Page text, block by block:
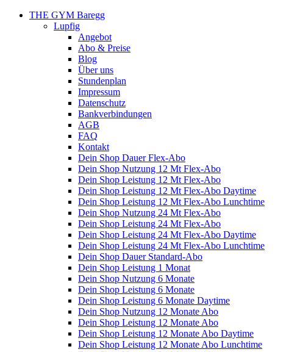
THE GYM Baregg
Lupfig
Angebot
Abo & Preise
Blog
Über uns
Stundenplan
Impressum
Datenschutz
Bankverbindungen
AGB
FAQ
Kontakt
Dein Shop Dauer Flex-Abo
Dein Shop Nutzung 12 Mt Flex-Abo
Dein Shop Leistung 12 Mt Flex-Abo
Dein Shop Leistung 12 Mt Flex-Abo Daytime
Dein Shop Leistung 12 Mt Flex-Abo Lunchtime
Dein Shop Nutzung 24 Mt Flex-Abo
Dein Shop Leistung 24 Mt Flex-Abo
Dein Shop Leistung 24 Mt Flex-Abo Daytime
Dein Shop Leistung 24 Mt Flex-Abo Lunchtime
Dein Shop Dauer Standard-Abo
Dein Shop Leistung 1 Monat
Dein Shop Nutzung 6 Monate
Dein Shop Leistung 6 Monate
Dein Shop Leistung 6 Monate Daytime
Dein Shop Nutzung 12 Monate Abo
Dein Shop Leistung 12 Monate Abo
Dein Shop Leistung 12 Monate Abo Daytime
Dein Shop Leistung 12 Monate Abo Lunchtime